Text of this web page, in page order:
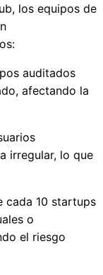
los equipos de
auditados
afectando la
irregular, lo que
cada 10 startups
o
el riesgo